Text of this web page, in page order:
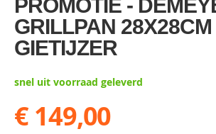
the
images
gallery
PROMOTIE -
GRILLPAN 28X28CM
GIETIJZER
snel uit voorraad geleverd
€ 149,00